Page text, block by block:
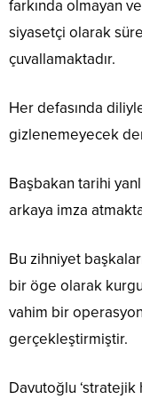
farkında olmayan
siyasetçi olarak
çuvallamaktadır.
Her defasında
gizlenemeyecek
Başbakan tarihi
arkaya imza
Bu zihniyet
bir öge olarak
vahim bir
gerçekleştirmiştir.
Davutoğlu ‘stratejik